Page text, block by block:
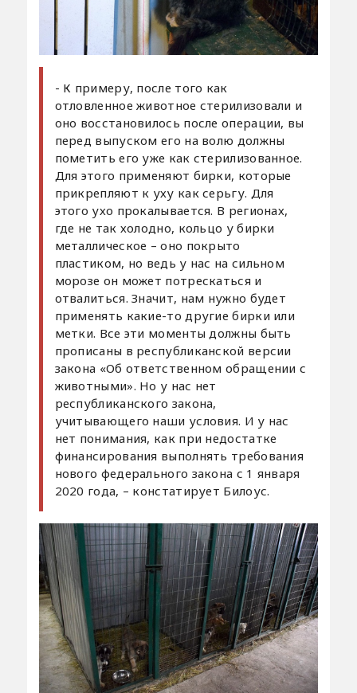
- К примеру, после того как
отловленное животное стерилизовали и
оно восстановилось после операции, вы
перед выпуском его на волю должны
пометить его уже как стерилизованное.
Для этого применяют бирки, которые
прикрепляют к уху как серьгу. Для
этого ухо прокалывается. В регионах,
где не так холодно, кольцо у бирки
металлическое – оно покрыто
пластиком, но ведь у нас на сильном
морозе он может потрескаться и
отвалиться. Значит, нам нужно будет
применять какие-то другие бирки или
метки. Все эти моменты должны быть
прописаны в республиканской версии
закона «Об ответственном обращении с
животными». Но у нас нет
республиканского закона,
учитывающего наши условия. И у нас
нет понимания, как при недостатке
финансирования выполнять требования
нового федерального закона с 1 января
2020 года, – констатирует Билоус.